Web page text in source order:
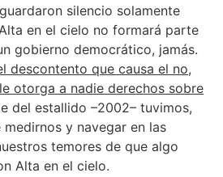
silencio solamente
en el cielo no formará parte
gobierno democrático, jamás.
descontento que causa el no,
otorga a nadie derechos sobre
del estallido –2002– tuvimos,
y navegar en las
temores de que algo
Alta en el cielo.